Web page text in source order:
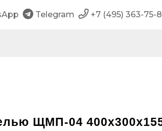
Telegram +7 (495) 363-75-
ЩМП-04